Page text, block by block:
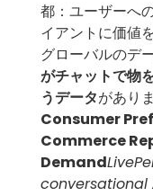
都：ユーザーへ
イアントに価値
グローバルのデ
がチャットで物
うデータがあり
Consumer
Commerce
Demand
conversational